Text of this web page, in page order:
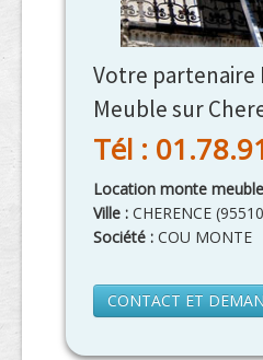
Votre partenaire
Meuble sur
Tél :
Location monte meuble
Ville : CHERENCE (95510
Société : COU MONTE
CONTACT ET